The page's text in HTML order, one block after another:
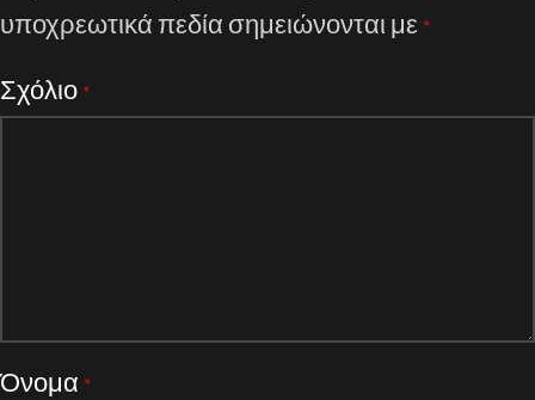
υποχρεωτικά πεδία σημειώνονται με *
Σχόλιο *
Όνομα *